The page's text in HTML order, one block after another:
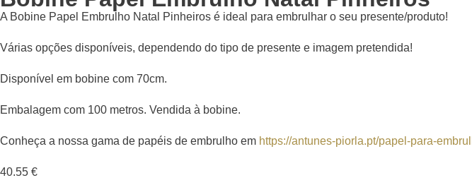
A Bobine Papel Embrulho Natal Pinheiros é ideal para embrulhar o seu presente/produto!
Várias opções disponíveis, dependendo do tipo de presente e imagem pretendida!
Disponível em bobine com 70cm.
Embalagem com 100 metros. Vendida à bobine.
Conheça a nossa gama de papéis de embrulho em https://antunes-piorla.pt/papel-para-
40.55 €